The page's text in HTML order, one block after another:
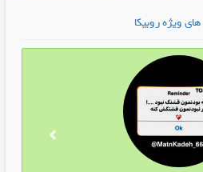
های ویژه روبیکا